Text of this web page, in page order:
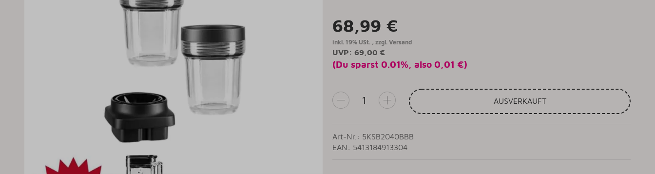
68,99 €
inkl. 19% USt. , zzgl. Versand
UVP: 69,00 €
(Du sparst 0.01%, also 0,01 €)
AUSVERKAUFT
Art-Nr.: 5KSB2040BBB
EAN: 5413184913304